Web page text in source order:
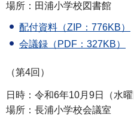
場所：田浦小学校図書館
配付資料（ZIP：776KB）
会議録（PDF：327KB）
（第4回）
日時：令和6年10月9日（水
場所：長浦小学校会議室